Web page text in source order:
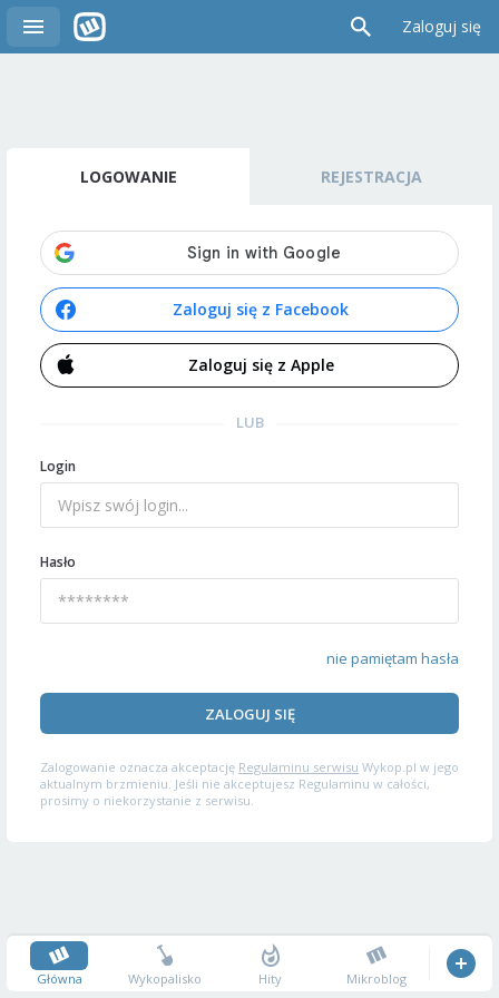
Zaloguj się
LOGOWANIE REJESTRACJA
Zaloguj się z Facebook
Zaloguj się z Apple
LUB
Login
Hasło
nie pamiętam hasła
ZALOGUJ SIĘ
Zalogowanie oznacza akceptację Regulaminu serwisu Wykop.pl w jego
aktualnym brzmieniu. Jeśli nie akceptujesz Regulaminu w całości,
prosimy o niekorzystanie z serwisu.
Główna Wykopalisko Hity Mikroblog